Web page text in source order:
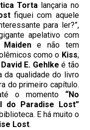
Torta lançaria no
fiquei com aquele
para ler?”,
apelativo com
e não tem
como o Kiss,
David E. Gehlke é tão
da qualidade do livro
do primeiro capítulo.
o momento “No
do Paradise Lost”
E há muito o
Lost.